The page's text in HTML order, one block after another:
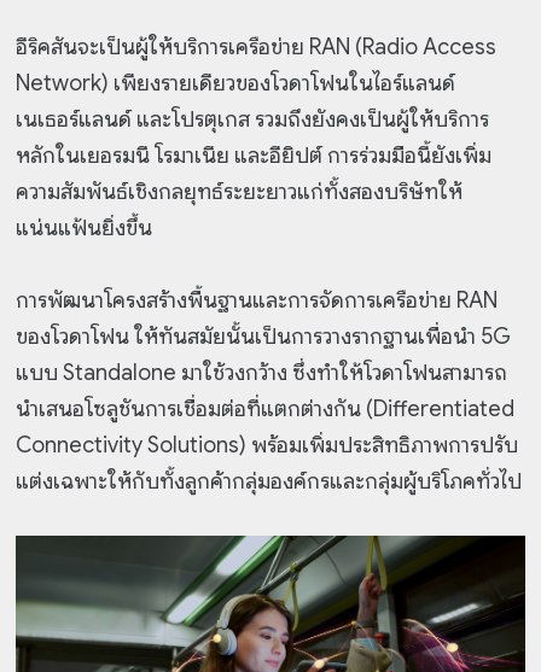
อีริคสันจะเป็นผู้ให้บริการเครือข่าย RAN (Radio Access
Network) เพียงรายเดียวของโวดาโฟนในไอร์แลนด์
เนเธอร์แลนด์ และโปรตุเกส รวมถึงยังคงเป็นผู้ให้บริการ
หลักในเยอรมนี โรมาเนีย และอียิปต์ การร่วมมือนี้ยังเพิ่ม
ความสัมพันธ์เชิงกลยุทธ์ระยะยาวแก่ทั้งสองบริษัทให้
แน่นแฟ้นยิ่งขึ้น
การพัฒนาโครงสร้างพื้นฐานและการจัดการเครือข่าย RAN
ของโวดาโฟน ให้ทันสมัยนั้นเป็นการวางรากฐานเพื่อนำ 5G
แบบ Standalone มาใช้วงกว้าง ซึ่งทำให้โวดาโฟนสามารถ
นำเสนอโซลูชันการเชื่อมต่อที่แตกต่างกัน (Differentiated
Connectivity Solutions) พร้อมเพิ่มประสิทธิภาพการปรับ
แต่งเฉพาะให้กับทั้งลูกค้ากลุ่มองค์กรและกลุ่มผู้บริโภคทั่วไป